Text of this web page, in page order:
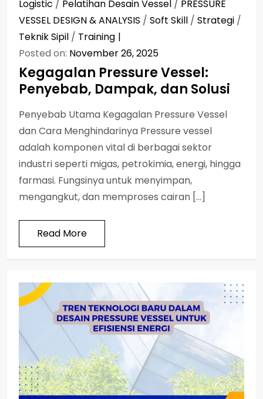
Logistic / Pelatihan Desain Vessel / PRESSURE
VESSEL DESIGN & ANALYSIS / Soft Skill / Strategi /
Teknik Sipil / Training
Posted on: November 26, 2025
Kegagalan Pressure Vessel:
Penyebab, Dampak, dan Solusi
Penyebab Utama Kegagalan Pressure Vessel
dan Cara Menghindarinya Pressure vessel
adalah komponen vital di berbagai sektor
industri seperti migas, petrokimia, energi, hingga
farmasi. Fungsinya untuk menyimpan,
mengangkut, dan memproses cairan […]
Read More